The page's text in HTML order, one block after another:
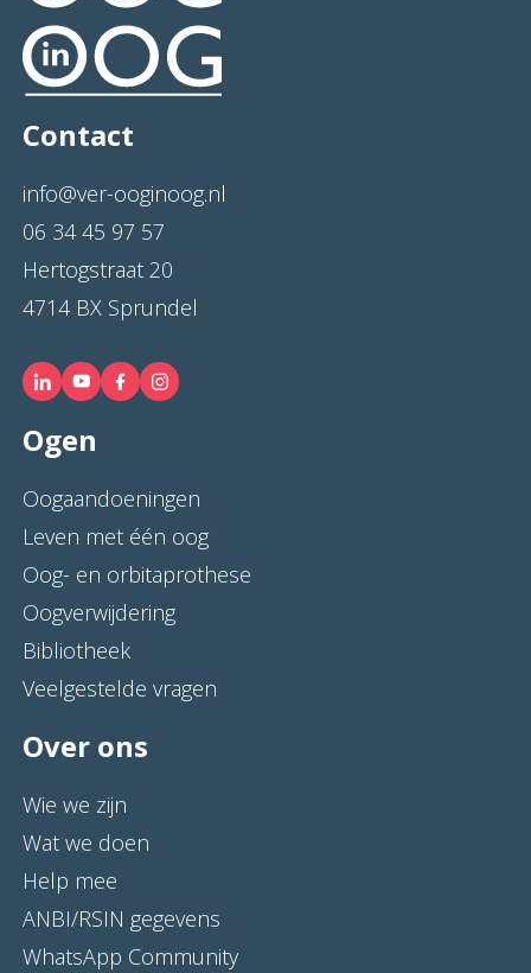
Contact
info@ver-ooginoog.nl
06 34 45 97 57
Hertogstraat 20
4714 BX Sprundel
Ogen
Oogaandoeningen
Leven met één oog
Oog- en orbitaprothese
Oogverwijdering
Bibliotheek
Veelgestelde vragen
Over ons
Wie we zijn
Wat we doen
Help mee
ANBI/RSIN gegevens
WhatsApp Community